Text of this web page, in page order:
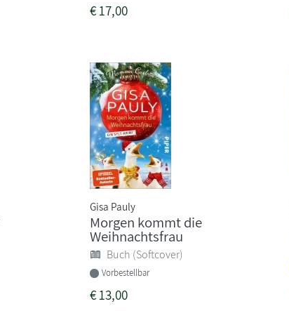
€17,00
Gisa Pauly
Morgen kommt die
Weihnachtsfrau
Buch (Softcover)
Vorbestellbar
€13,00